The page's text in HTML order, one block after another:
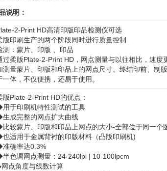
说明：
2-Print HD高清印版印品检测仪可选
版印刷生产的两个阶段同时进行质量控制
测：蒙片、印版 、印品
过柔版Plate-2-Print HD，网点测量与以往相比，速
测量蒙片、印版和印品上的网点尺寸。终结印前、制
一体，不仅便携，还易于使用。
版Plate-2-Print HD的优点：
于印刷机特性测试的工具
成完整的网点扩大曲线
较蒙片、印版和印品上网点的大小-全部位于同一个
适用于金属背衬的印版材料（凸版印刷机)
确率达0.3%
色调网点测量：24-240lpi | 10-100lpcm
点角度与线数计算